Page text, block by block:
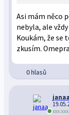
Asi mám něco
nebyla, ale
Koukám, že se
zkusím.
0 hlasů
janaa